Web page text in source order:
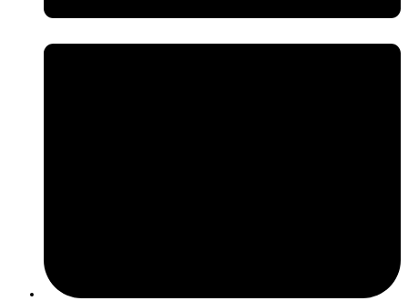
aplicações em contexto florestal.
migrating from offering isolated ”products" to
conventional synthetic products (in optimized and reduced doses),